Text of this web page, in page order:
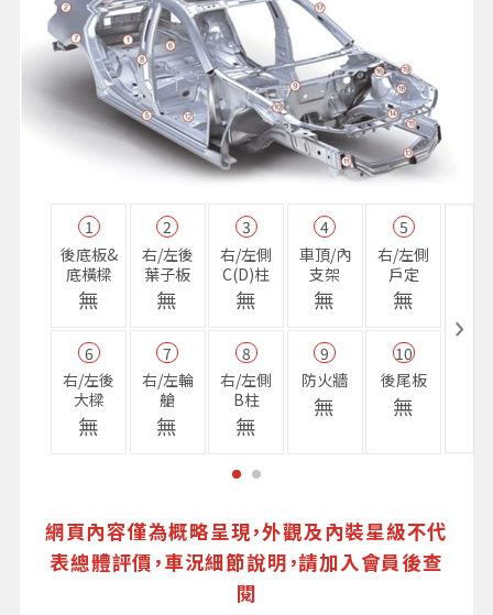
1
後底板&
底橫樑
無
2
右/左後
葉子板
無
3
右/左側
C(D)柱
無
4
車頂/內
支架
無
5
右/左側
戶定
無
6
右/左後
大樑
無
7
右/左輪
艙
無
8
右/左側
B柱
無
9
防火牆
無
10
後尾板
無
網頁內容僅為概略呈現，外觀及內裝星級不代
表總體評價，車況細節說明，請加入會員後查
閱